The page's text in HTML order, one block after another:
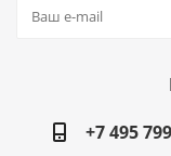
+7 495